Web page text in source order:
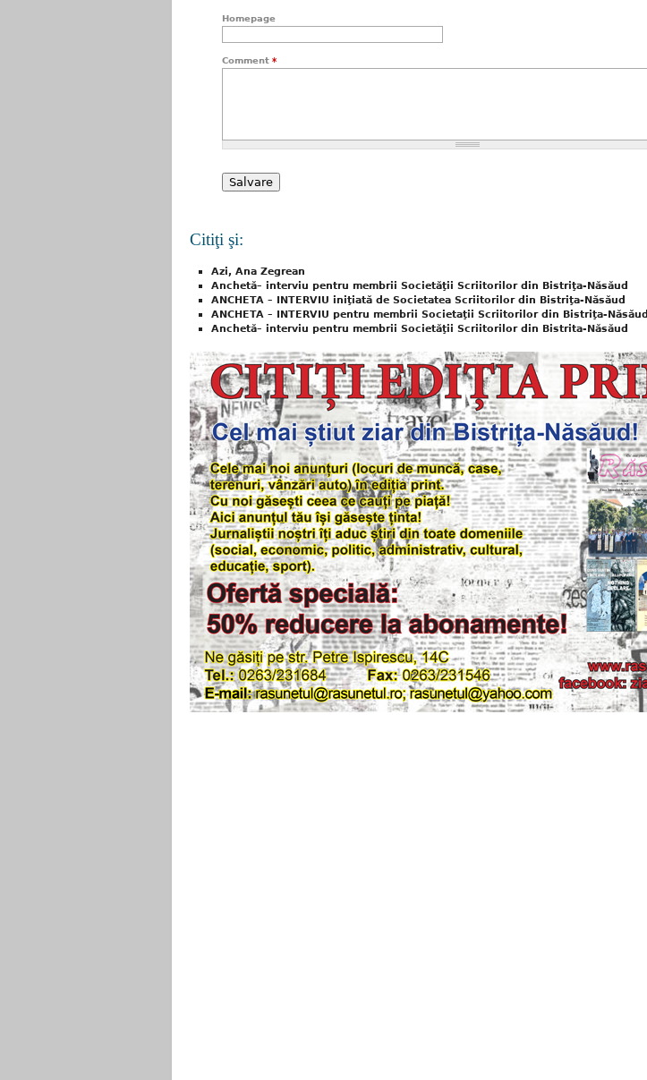
Homepage
Comment *
Citiţi şi:
Azi, Ana Zegrean
Anchetă– interviu pentru membrii Societăţii Scriitorilor din Bistriţa-Năsăud
ANCHETA – INTERVIU iniţiată de Societatea Scriitorilor din Bistriţa-Năsăud
ANCHETA – INTERVIU pentru membrii Societaţii Scriitorilor din Bistriţa-Năsăud
Anchetă– interviu pentru membrii Societăţii Scriitorilor din Bistrita-Năsăud